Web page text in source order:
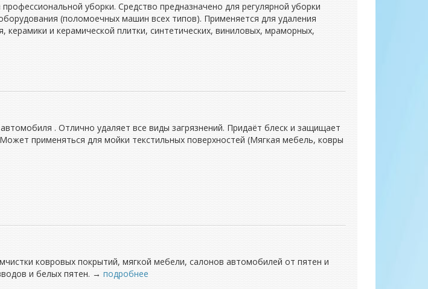
уборки. Средство предназначено для регулярной уборки
(поломоечных машин всех типов). Применяется для удаления
и керамической плитки, синтетических, виниловых, мраморных,
. Отлично удаляет все виды загрязнений. Придаёт блеск и защищает
применяться для мойки текстильных поверхностей (Мягкая мебель, ковры
ковровых покрытий, мягкой мебели, салонов автомобилей от пятен и
и белых пятен. → подробнее